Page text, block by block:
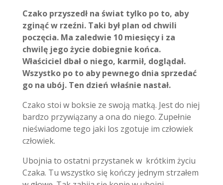
Czako przyszedł na świat tylko po to, aby
zginąć w rzeźni. Taki był plan od chwili
poczęcia. Ma zaledwie 10 miesięcy i za
chwilę jego życie dobiegnie końca.
Właściciel dbał o niego, karmił, doglądał.
Wszystko po to aby pewnego dnia sprzedać
go na ubój. Ten dzień właśnie nastał.
Czako stoi w boksie ze swoją matką. Jest do niej
bardzo przywiązany a ona do niego. Zupełnie
nieświadome tego jaki los zgotuje im człowiek
człowiek.
Ubojnia to ostatni przystanek w krótkim życiu
Czaka. Tu wszystko się kończy jednym strzałem